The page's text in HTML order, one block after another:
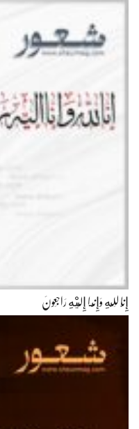
إِنَّا لِلّهِ وَإِنَّـا إِلَيْهِ رَاجِعونَ